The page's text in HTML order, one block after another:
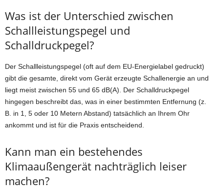
Was ist der Unterschied zwischen
Schallleistungspegel und
Schalldruckpegel?
Der Schallleistungspegel (oft auf dem EU-Energielabel gedruckt)
gibt die gesamte, direkt vom Gerät erzeugte Schallenergie an und
liegt meist zwischen 55 und 65 dB(A). Der Schalldruckpegel
hingegen beschreibt das, was in einer bestimmten Entfernung (z.
B. in 1, 5 oder 10 Metern Abstand) tatsächlich an Ihrem Ohr
ankommt und ist für die Praxis entscheidend.
Kann man ein bestehendes
Klimaaußengerät nachträglich leiser
machen?